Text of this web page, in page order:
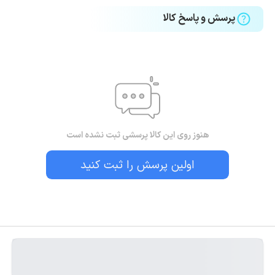
پرسش و پاسخ کالا
هنوز روی این کالا پرسشی ثبت نشده است
اولین پرسش را ثبت کنید